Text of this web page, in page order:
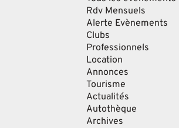
Rdv Mensuels
Alerte Evènements
Clubs
Professionnels
Location
Annonces
Tourisme
Actualités
Autothèque
Archives